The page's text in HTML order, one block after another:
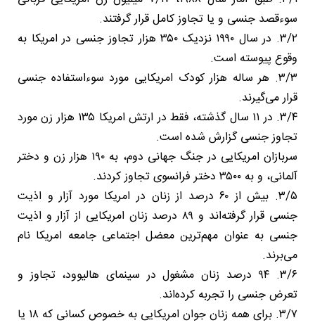
سوءقصد جنسی و یا تجاوز کامل قرار گرفتند.
۳/۲. در سال ۱۹۹۰ نزدیک ۳۵۰ هزار تجاوز جنسی در امریکا به
وقوع پیوسته است.
۳/۳. هر ساله هزار کودک امریکایی مورد سوءاستفاده جنسی
قرار می‌گیرند.
۳/۴. در ۱۱ سال گذشته، فقط در ارتش امریکا ۱۳۵ هزار زن مورد
تجاوز جنسی گزارش شده است.
سربازان امریکایی در جنگ جهانی دوم، به ۱۹۰ هزار زن و دختر
آلمانی، و به ۳۵۰۰ دختر فرانسوی تجاوز کردند.
۳/۵. بیش از ۶۰ درصد از زنان در امریکا مورد آزار و اذیت
جنسی قرار گرفته‌اند و ۸۹ درصد زنان امریکایی از آزار و اذیت
جنسی به عنوان مهم‌ترین معضل اجتماعی جامعه امریکا نام
می‌برند.
۳/۶. ۹۴ درصد زنان مشغول در سینمای هالیوود، تجاوز و
تعرض جنسی را تجربه کرده‌اند.
۳/۷. برای همه زنان جوان امریکایی به خصوص کسانی که ۱۸ یا